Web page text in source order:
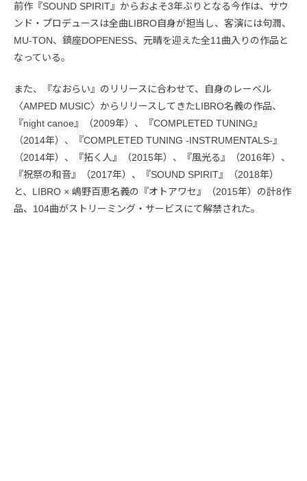
前作『SOUND SPIRIT』からおよそ3年ぶりとなる今作は、サウ
ンド・プロデュースは全曲LIBRO自身が担当し、客演には句潤、
MU-TON、鎮座DOPENESS、元晴を迎えた全11曲入りの作品と
なっている。
また、『なおらい』のリリースに合わせて、自身のレーベル
〈AMPED MUSIC〉からリリースしてきたLIBRO名義の作品、
『night canoe』（2009年）、『COMPLETED TUNING』
（2014年）、『COMPLETED TUNING -INSTRUMENTALS-』
（2014年）、『拓く人』（2015年）、『風光る』（2016年）、
『祝祭の和音』（2017年）、『SOUND SPIRIT』（2018年）
と、LIBRO × 嶋野百恵名義の『オトアワセ』（2015年）の計8作
品、104曲がストリーミング・サービスにて解禁された。